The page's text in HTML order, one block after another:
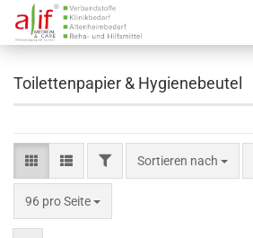
Toilettenpapier & Hygienebeutel
FILTERSortieren nach
Sortieren nach
96 pro Seite
pro Seite